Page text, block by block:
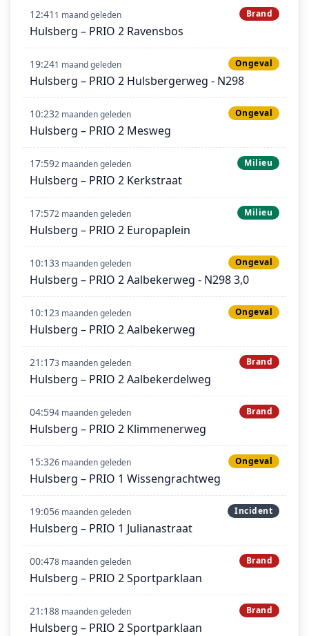
12:41 1 maand geleden Brand
Hulsberg – PRIO 2 Ravensbos
19:241 maand geleden Ongeval
Hulsberg – PRIO 2 Hulsbergerweg - N298
10:232 maanden geleden Ongeval
Hulsberg – PRIO 2 Mesweg
17:592 maanden geleden Milieu
Hulsberg – PRIO 2 Kerkstraat
17:572 maanden geleden Milieu
Hulsberg – PRIO 2 Europaplein
10:133 maanden geleden Ongeval
Hulsberg – PRIO 2 Aalbekerweg - N298 3,0
10:123 maanden geleden Ongeval
Hulsberg – PRIO 2 Aalbekerweg
21:173 maanden geleden Brand
Hulsberg – PRIO 2 Aalbekerdelweg
04:594 maanden geleden Brand
Hulsberg – PRIO 2 Klimmenerweg
15:326 maanden geleden Ongeval
Hulsberg – PRIO 1 Wissengrachtweg
19:056 maanden geleden Incident
Hulsberg – PRIO 1 Julianastraat
00:478 maanden geleden Brand
Hulsberg – PRIO 2 Sportparklaan
21:188 maanden geleden Brand
Hulsberg – PRIO 2 Sportparklaan